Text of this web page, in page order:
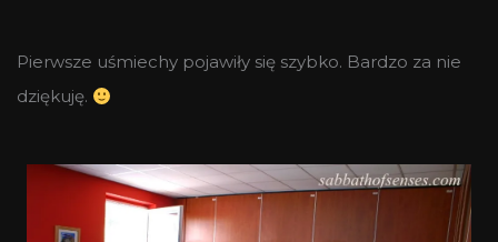
Pierwsze uśmiechy pojawiły się szybko. Bardzo za nie
dziękuję.